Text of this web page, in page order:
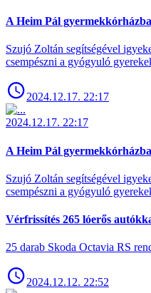
A Heim Pál
Szujó Zoltán segítségével
csempészni a gyógyuló
2024.12.17. 22:17
2024.12.17. 22:17
A Heim Pál
Szujó Zoltán segítségével
csempészni a gyógyuló
Vérfrissítés 265 lóerős
25 darab Skoda Octavia RS
2024.12.12. 22:52